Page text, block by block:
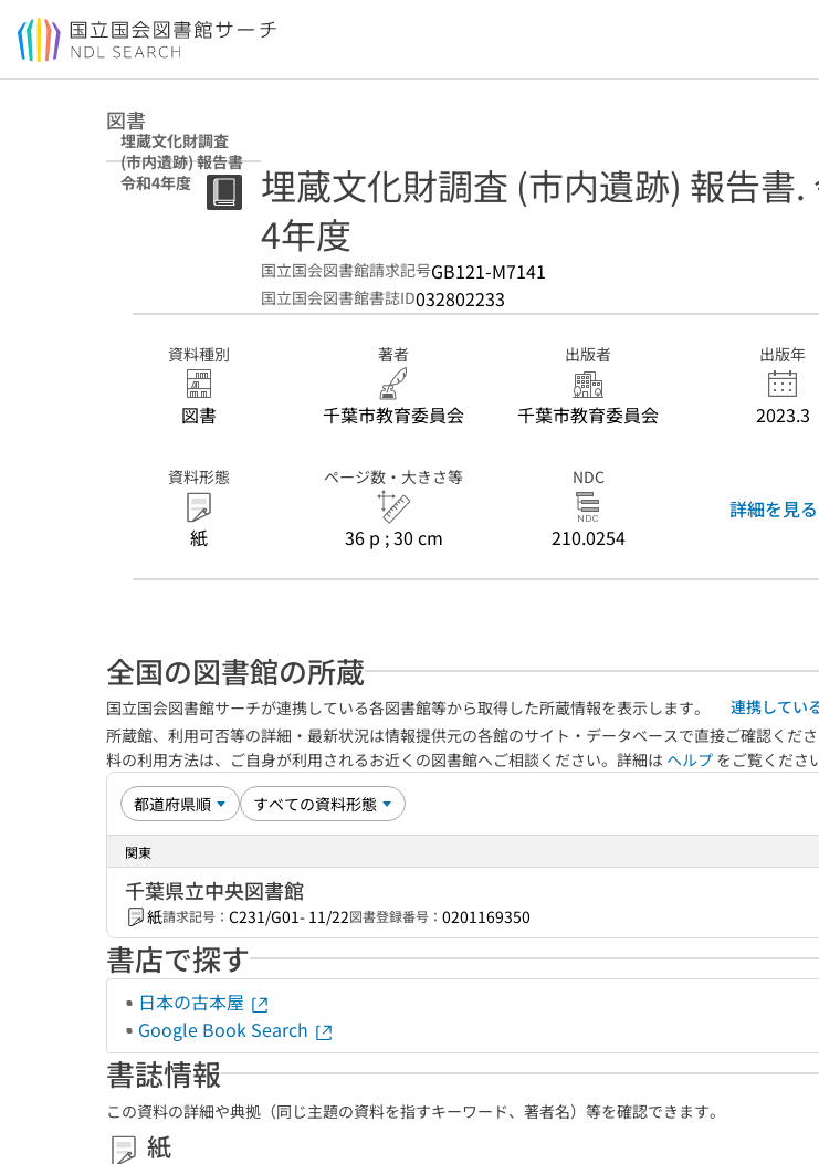
本文へ移動
図書
埋蔵文化財調査
(市内遺跡) 報告書
令和4年度
埋蔵文化財調査 (市内遺跡) 報告書.
4年度
国立国会図書館請求記号GB121-M7141
国立国会図書館書誌ID032802233
資料種別
図書
著者
千葉市教育委員会
出版者
千葉市教育委員会
出版年
2023.3
資料形態
紙
ページ数・大きさ等
36 p ; 30 cm
NDC
210.0254
詳細を見る
全国の図書館の所蔵
国立国会図書館サーチが連携している各図書館等から取得した所蔵情報を表示します。
連携してい
所蔵館、利用可否等の詳細・最新状況は情報提供元の各館のサイト・データベースで直接ご確認くだ
料の利用方法は、ご自身が利用されるお近くの図書館へご相談ください。詳細は ヘルプ をご覧くださ
関東
千葉県立中央図書館
紙請求記号： C231/G01- 11/22図書登録番号： 0201169350
書店で探す
日本の古本屋
Google Book Search
書誌情報
この資料の詳細や典拠（同じ主題の資料を指すキーワード、著者名）等を確認できます。
紙